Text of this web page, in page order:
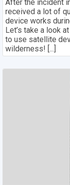
After the incident
received a lot of
device works
Let’s take a look
to use satellite
wilderness! [...]